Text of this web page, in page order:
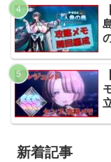
新着記事